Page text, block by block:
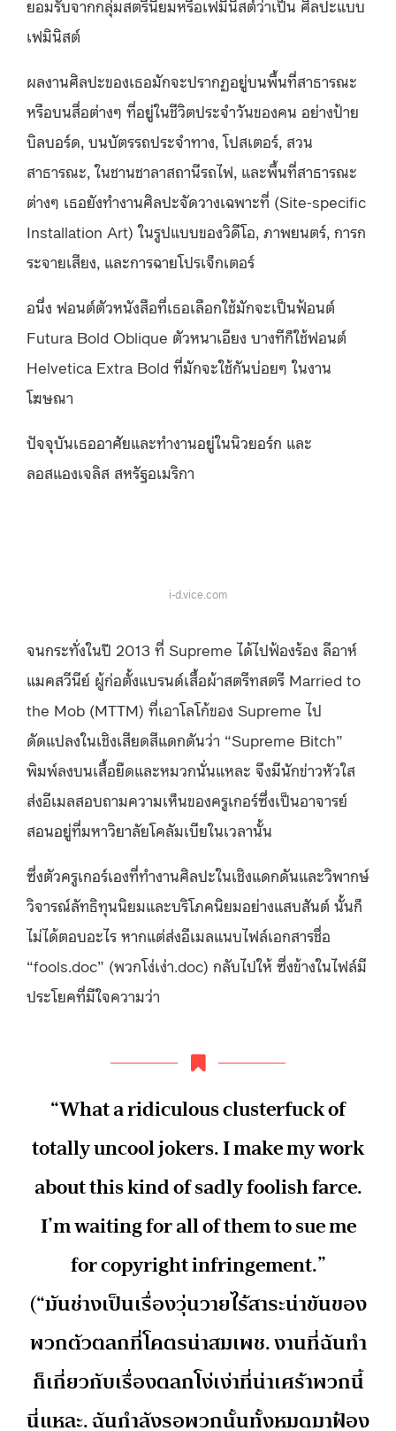
ยอมรับจากกลุ่มสตรีนิยมหรือเฟมินิสต์ว่าเป็น ศิลปะแบบ
เฟมินิสต์
ผลงานศิลปะของเธอมักจะปรากฏอยู่บนพื้นที่สาธารณะ
หรือบนสื่อต่างๆ ที่อยู่ในชีวิตประจำวันของคน อย่างป้าย
บิลบอร์ด, บนบัตรรถประจำทาง, โปสเตอร์, สวน
สาธารณะ, ในชานชาลาสถานีรถไฟ, และพื้นที่สาธารณะ
ต่างๆ เธอยังทำงานศิลปะจัดวางเฉพาะที่ (Site-specific
Installation Art) ในรูปแบบของวิดีโอ, ภาพยนตร์, การก
ระจายเสียง, และการฉายโปรเจ็กเตอร์
อนึ่ง ฟอนต์ตัวหนังสือที่เธอเลือกใช้มักจะเป็นฟ้อนต์
Futura Bold Oblique ตัวหนาเอียง บางทีก็ใช้ฟอนต์
Helvetica Extra Bold ที่มักจะใช้กันบ่อยๆ ในงาน
โฆษณา
ปัจจุบันเธออาศัยและทำงานอยู่ในนิวยอร์ก และ
ลอสแองเจลิส สหรัฐอเมริกา
i-d.vice.com
จนกระทั่งในปี 2013 ที่ Supreme ได้ไปฟ้องร้อง ลีอาห์
แมคสวีนีย์ ผู้ก่อตั้งแบรนด์เสื้อผ้าสตรีทสตรี Married to
the Mob (MTTM) ที่เอาโลโก้ของ Supreme ไป
ดัดแปลงในเชิงเสียดสีแดกดันว่า “Supreme Bitch”
พิมพ์ลงบนเสื้อยืดและหมวกนั่นแหละ จึงมีนักข่าวหัวใส
ส่งอีเมลสอบถามความเห็นของครูเกอร์ซึ่งเป็นอาจารย์
สอนอยู่ที่มหาวิยาลัยโคลัมเบียในเวลานั้น
ซึ่งตัวครูเกอร์เองที่ทำงานศิลปะในเชิงแดกดันและวิพากษ์
วิจารณ์ลัทธิทุนนิยมและบริโภคนิยมอย่างแสบสันต์ นั้นก็
ไม่ได้ตอบอะไร หากแต่ส่งอีเมลแนบไฟล์เอกสารชื่อ
“fools.doc” (พวกโง่เง่า.doc) กลับไปให้ ซึ่งข้างในไฟล์มี
ประโยคที่มีใจความว่า
“What a ridiculous clusterfuck of
totally uncool jokers. I make my work
about this kind of sadly foolish farce.
I’m waiting for all of them to sue me
for copyright infringement.”
(“มันช่างเป็นเรื่องวุ่นวายไร้สาระน่าขันของ
พวกตัวตลกที่โคตรน่าสมเพช. งานที่ฉันทำ
ก็เกี่ยวกับเรื่องตลกโง่เง่าที่น่าเศร้าพวกนี้
นี่แหละ. ฉันกำลังรอพวกนั้นทั้งหมดมาฟ้อง